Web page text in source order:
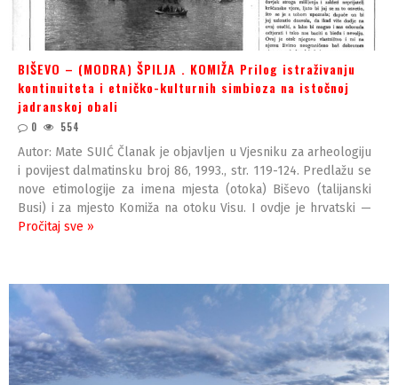
BIŠEVO – (MODRA) ŠPILJA . KOMIŽA Prilog istraživanju
kontinuiteta i etničko-kulturnih simbioza na istočnoj
jadranskoj obali
0 554
Autor: Mate SUIĆ Članak je objavljen u Vjesniku za arheologiju
i povijest dalmatinsku broj 86, 1993., str. 119-124. Predlažu se
nove etimologije za imena mjesta (otoka) Biševo (talijanski
Busi) i za mjesto Komiža na otoku Visu. I ovdje je hrvatski —
Pročitaj sve »